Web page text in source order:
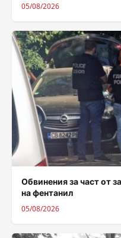
05/08/2026
Обвинения за част от
на фентанил
05/08/2026